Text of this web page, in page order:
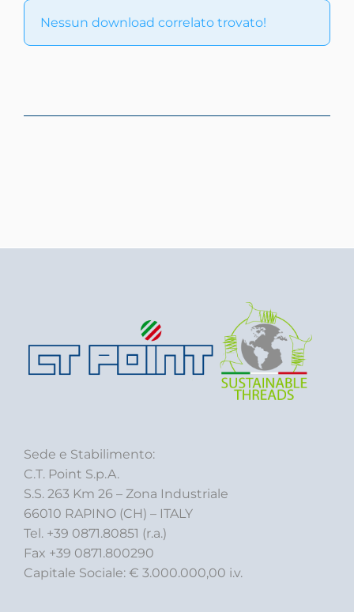
Nessun download correlato trovato!
Sede e Stabilimento:
C.T. Point S.p.A.
S.S. 263 Km 26 – Zona Industriale
66010 RAPINO (CH) – ITALY
Tel. +39 0871.80851 (r.a.)
Fax +39 0871.800290
Capitale Sociale: € 3.000.000,00 i.v.